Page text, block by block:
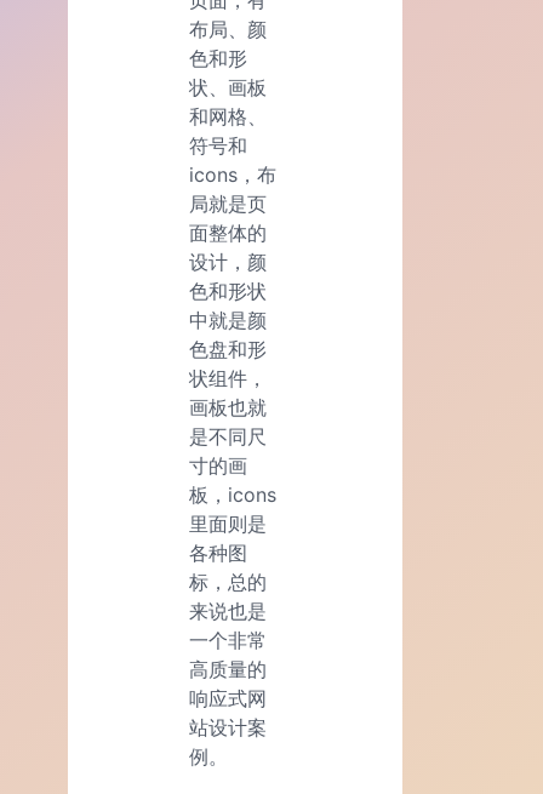
布局、颜
色和形
状、画板
和网格、
符号和
icons，布
局就是页
面整体的
设计，颜
色和形状
中就是颜
色盘和形
状组件，
画板也就
是不同尺
寸的画
板，icons
里面则是
各种图
标，总的
来说也是
一个非常
高质量的
响应式网
站设计案
例。